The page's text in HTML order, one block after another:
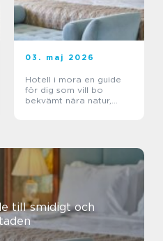
03. maj 2026
Hotell i mora en guide
för dig som vill bo
bekvämt nära natur,